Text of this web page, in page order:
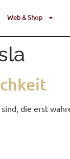
Web & Shop
die erst